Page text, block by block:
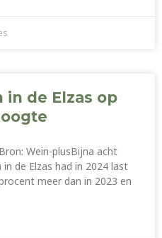
de Elzas op
Wein-plusBijna acht
de Elzas had in 2024 last
meer dan in 2023 en